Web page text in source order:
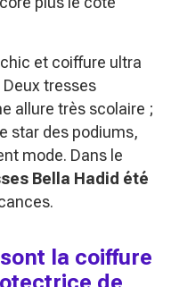
et coiffure ultra
Deux tresses
allure très scolaire ;
star des podiums,
mode. Dans le
Bella Hadid été
la coiffure